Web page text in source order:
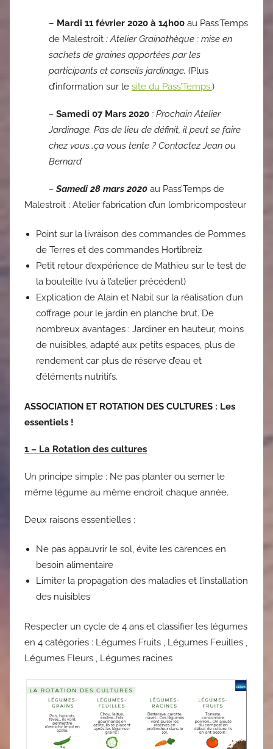
– Mardi 11 février 2020 à 14h00 au Pass’Temps
de Malestroit : Atelier Grainothèque : mise en
sachets de graines apportées par les
participants et conseils jardinage. (Plus
d’information sur le site du Pass’Temps.)
– Samedi 07 Mars 2020 : Prochain Atelier
Jardinage. Pas de lieu de définit, il peut se faire
chez vous…ça vous tente ? Contactez Jean ou
Bernard
–Samedi 28 mars 2020 au Pass’Temps de
Malestroit : Atelier fabrication d’un lombricomposteur
Point sur la livraison des commandes de Pommes
de Terres et des commandes Hortibreiz
Petit retour d’expérience de Mathieu sur le test de
la bouteille (vu à l’atelier précédent)
Explication de Alain et Nabil sur la réalisation d’un
coffrage pour le jardin en planche brut. De
nombreux avantages : Jardiner en hauteur, moins
de nuisibles, adapté aux petits espaces, plus de
rendement car plus de réserve d’eau et
d’éléments nutritifs.
ASSOCIATION ET ROTATION DES CULTURES : Les
essentiels !
1 – La Rotation des cultures
Un principe simple : Ne pas planter ou semer le
même légume au même endroit chaque année.
Deux raisons essentielles :
Ne pas appauvrir le sol, évite les carences en
besoin alimentaire
Limiter la propagation des maladies et l’installation
des nuisibles
Respecter un cycle de 4 ans et classifier les légumes
en 4 catégories : Légumes Fruits , Légumes Feuilles ,
Légumes Fleurs , Légumes racines